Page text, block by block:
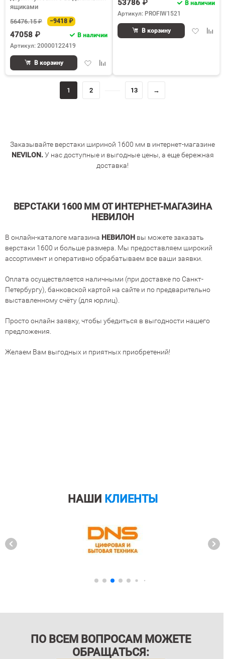
ящиками
56476.15 ₽
−9418 ₽
47058 ₽
В наличии
Артикул: 20000122419
Добавить
избранное
Добавить
сравнению
В корзину
53786 ₽
В наличии
Артикул: PROFIW1521
Добавить
В корзину
1 2 13 →
Заказывайте верстаки шириной 1600 мм в интернет-магазине
NEVILON.У нас доступные и выгодные цены, а еще бережная
доставка!
ВЕРСТАКИ 1600 ММ ОТ ИНТЕРНЕТ-МАГАЗИНА
НЕВИЛОН
В онлайн-каталоге магазина НЕВИЛОН вы можете заказать
верстаки 1600 и больше размера. Мы предоставляем широкий
ассортимент и оперативно обрабатываем все ваши заявки.
Оплата осуществляется наличными (при доставке по Санкт-
Петербургу), банковской картой на сайте и по предварительно
выставленному счёту (для юрлиц).
Просто онлайн заявку, чтобы убедиться в выгодности нашего
предложения.
Желаем Вам выгодных и приятных приобретений!
НАШИ КЛИЕНТЫ
ПО ВСЕМ ВОПРОСАМ МОЖЕТЕ
ОБРАЩАТЬСЯ: